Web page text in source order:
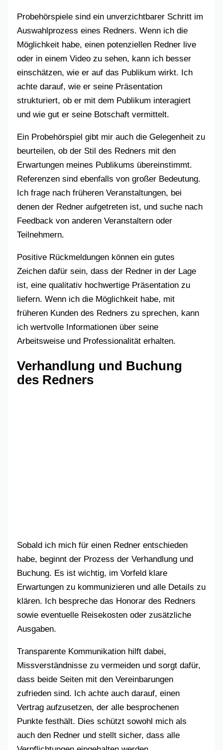
Probehörspiele sind ein unverzichtbarer Schritt im
Auswahlprozess eines Redners. Wenn ich die
Möglichkeit habe, einen potenziellen Redner live
oder in einem Video zu sehen, kann ich besser
einschätzen, wie er auf das Publikum wirkt. Ich
achte darauf, wie er seine Präsentation
strukturiert, ob er mit dem Publikum interagiert
und wie gut er seine Botschaft vermittelt.
Ein Probehörspiel gibt mir auch die Gelegenheit zu
beurteilen, ob der Stil des Redners mit den
Erwartungen meines Publikums übereinstimmt.
Referenzen sind ebenfalls von großer Bedeutung.
Ich frage nach früheren Veranstaltungen, bei
denen der Redner aufgetreten ist, und suche nach
Feedback von anderen Veranstaltern oder
Teilnehmern.
Positive Rückmeldungen können ein gutes
Zeichen dafür sein, dass der Redner in der Lage
ist, eine qualitativ hochwertige Präsentation zu
liefern. Wenn ich die Möglichkeit habe, mit
früheren Kunden des Redners zu sprechen, kann
ich wertvolle Informationen über seine
Arbeitsweise und Professionalität erhalten.
Verhandlung und Buchung
des Redners
Sobald ich mich für einen Redner entschieden
habe, beginnt der Prozess der Verhandlung und
Buchung. Es ist wichtig, im Vorfeld klare
Erwartungen zu kommunizieren und alle Details zu
klären. Ich bespreche das Honorar des Redners
sowie eventuelle Reisekosten oder zusätzliche
Ausgaben.
Transparente Kommunikation hilft dabei,
Missverständnisse zu vermeiden und sorgt dafür,
dass beide Seiten mit den Vereinbarungen
zufrieden sind. Ich achte auch darauf, einen
Vertrag aufzusetzen, der alle besprochenen
Punkte festhält. Dies schützt sowohl mich als
auch den Redner und stellt sicher, dass alle